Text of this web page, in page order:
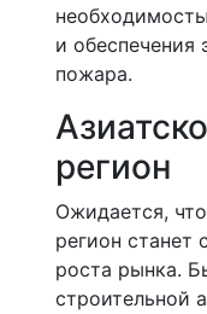
и обеспечения
пожара.
регион
Ожидается,
регион станет
роста рынка.
строительной